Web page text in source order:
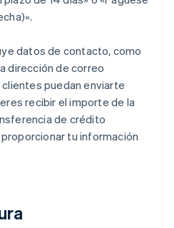
datos de contacto, como
dirección de correo
puedan enviarte
recibir el importe de la
de crédito
tu información